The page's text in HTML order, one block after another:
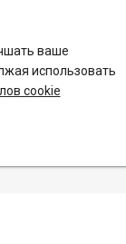
ваше
использовать
cookie